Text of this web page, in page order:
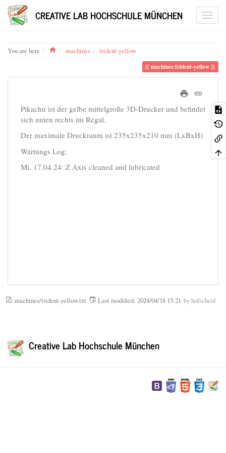
CREATIVE LAB HOCHSCHULE MÜNCHEN
You are here Homemachines trident-yellow
machines:trident-yellow
Pikachu ist der gelbe mittelgroße 3D-Drucker und befindet
sich unten rechts im Regal.
Der maximale Druckraum ist 235x235x210 mm (LxBxH)
Wartungs Log:
Mi, 17.04.24: Z Axis cleaned and lubricated
machines/trident-yellow.txt Last modified: 2024/04/18 15:21 byhofschenl
Creative Lab Hochschule München